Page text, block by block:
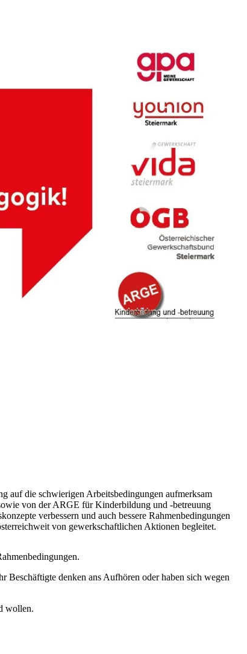
auf die schwierigen Arbeitsbedingungen aufmerksam
von der ARGE für Kinderbildung und -betreuung
verbessern und auch bessere Rahmenbedingungen
von gewerkschaftlichen Aktionen begleitet.
denken ans Aufhören oder haben sich wegen
wollen.